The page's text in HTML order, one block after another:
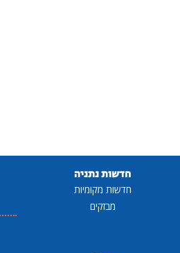
חדשות נתניה
חדשות מקומיות
מבזקים